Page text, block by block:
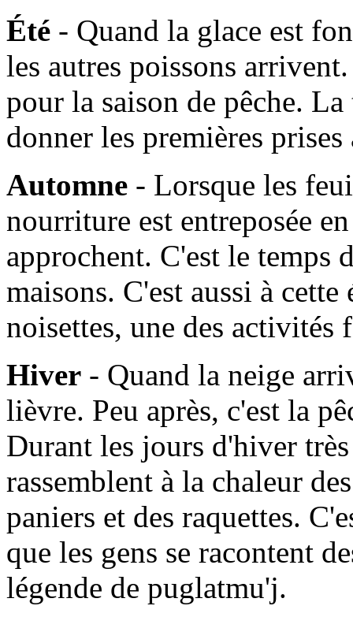
Été - Quand la glace est
les autres poissons
pour la saison de pêche.
donner les premières
Automne - Lorsque les
nourriture est entreposée
approchent. C'est le temps
maisons. C'est aussi à
noisettes, une des
Hiver - Quand la neige
lièvre. Peu après, c'est la
Durant les jours d'hiver
rassemblent à la chaleur
paniers et des raquettes.
que les gens se racontent
légende de puglatmu'j.